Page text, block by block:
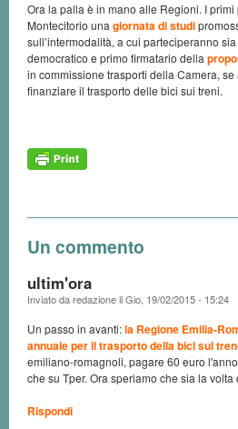
Ora la palla è in mano alle Regioni. I
Montecitorio una giornata di studi
sull’intermodalità, a cui parteciperanno
democratico e primo firmatario della
in commissione trasporti della Camera,
finanziare il trasporto delle bici sui treni.
Un commento
ultim'ora
Inviato daredazioneilGio, 19/02/2015 - 15:24
Un passo in avanti:la Regione Emilia-
annuale per il trasporto della bici sul
emiliano-romagnoli, pagare 60 euro
che su Tper. Ora speriamo che sia la
Rispondi